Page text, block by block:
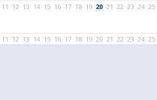
11 12 13 14 15 16 17 18 19 20 21 22 23 24 25
11 12 13 14 15 16 17 18 19 20 21 22 23 24 25